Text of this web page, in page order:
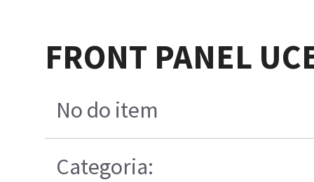
FRONT PANEL
No do item
Categoria: